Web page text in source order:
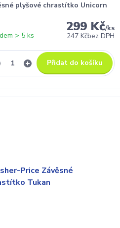
plyšové chrastítko Unicorn
299 Kč/ks
247 Kčbez DPH
> 5 ks
Přidat do košíku